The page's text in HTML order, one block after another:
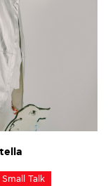
Talk